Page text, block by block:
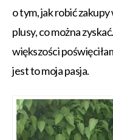
o tym, jak robić
plusy, co można
większości
jest to moja pasja.